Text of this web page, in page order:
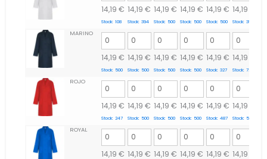
14,19 €
Stock: 108
14,19 €
Stock: 394
14,19 €
Stock: 500
14,19 €
Stock: 500
14,19 €
Stock: 500
14,19
Stock: 39
MARINO
14,19 €
Stock: 500
14,19 €
Stock: 500
14,19 €
Stock: 500
14,19 €
Stock: 500
14,19 €
Stock: 327
14,19
Stock: 72
ROJO
14,19 €
Stock: 247
14,19 €
Stock: 500
14,19 €
Stock: 500
14,19 €
Stock: 500
14,19 €
Stock: 487
14,19
Stock: 500
ROYAL
14,19 € 14,19 € 14,19 € 14,19 € 14,19 € 14,19